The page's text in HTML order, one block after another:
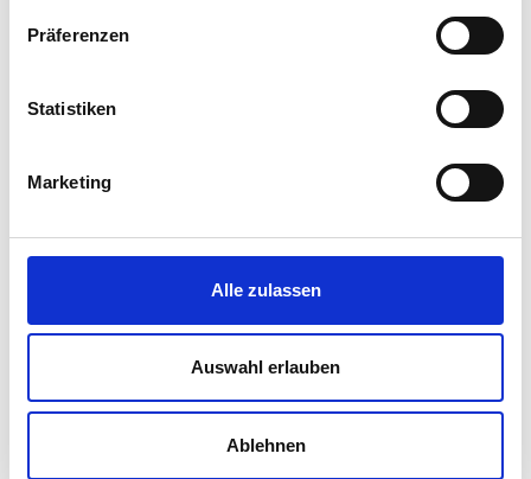
Präferenzen
Statistiken
Marketing
Alle zulassen
Auswahl erlauben
Ablehnen
Herausforderungen im vermeintlichen
SOZIALVERSICHERUNG
ARBEITSZEIT